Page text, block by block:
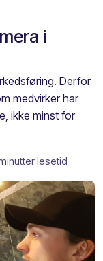
i
Derfor
medvirker har
ikke minst for
minutter lesetid